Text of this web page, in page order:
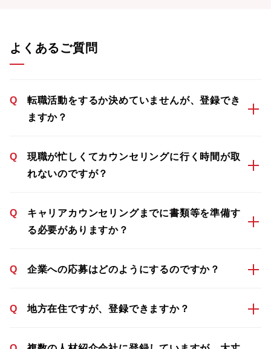
よくあるご質問
Q
転職活動をするか決めていませんが、登録でき
ますか？
Q
現職が忙しくてカウンセリングに行く時間が取
れないのですが？
Q
キャリアカウンセリングまでに書類等を準備す
る必要がありますか？
Q 企業への応募はどのようにするのですか？
Q 地方在住ですが、登録できますか？